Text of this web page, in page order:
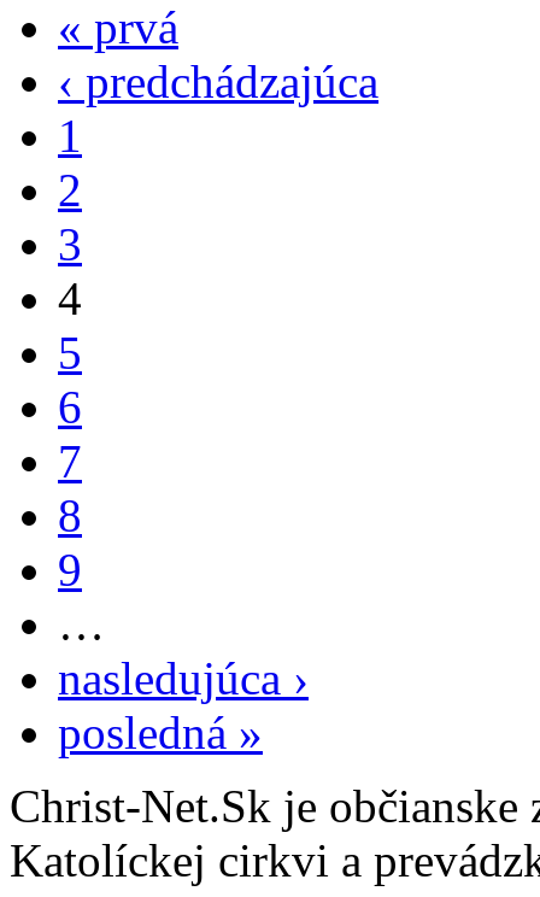
« prvá
‹ predchádzajúca
1
2
3
4
5
6
7
8
9
…
nasledujúca ›
posledná »
Christ-Net.Sk je
Katolíckej cirkvi a